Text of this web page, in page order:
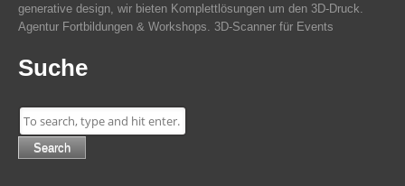
generative design, wir bieten Komplettlösungen um den 3D-Druck.
Agentur Fortbildungen & Workshops. 3D-Scanner für Events
Suche
Search